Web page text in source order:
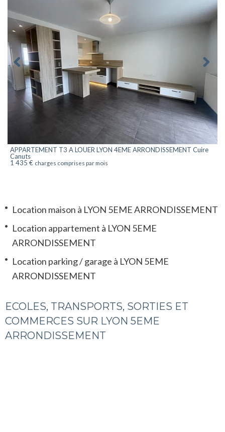
APPARTEMENT T3 A LOUER LYON 4EME ARRONDISSEMENT Cuire
Canuts
1 435 € charges comprises par mois
Location maison à LYON 5EME ARRONDISSEMENT
Location appartement à LYON 5EME
ARRONDISSEMENT
Location parking / garage à LYON 5EME
ARRONDISSEMENT
ECOLES, TRANSPORTS, SORTIES ET
COMMERCES SUR LYON 5EME
ARRONDISSEMENT